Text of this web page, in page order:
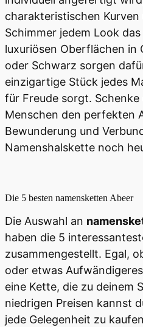
charakteristischen
Schimmer jedem Look
luxuriösen Oberflächen in
oder Schwarz sorgen
einzigartige Stück jedes
für Freude sorgt. Schenke
Menschen den perfekten
Bewunderung und
Namenshalskette noch
Die 5 besten namensketten Abeer
Die Auswahl an
haben die 5
zusammengestellt. Egal,
oder etwas
eine Kette, die zu deinem
niedrigen Preisen kannst
jede Gelegenheit zu